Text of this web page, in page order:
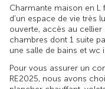
Charmante maison en L
d'un espace de vie très
ouverte, accès au
chambres dont 1 suite
une salle de bains et wc
Pour vous assurer un
RE2025, nous avons